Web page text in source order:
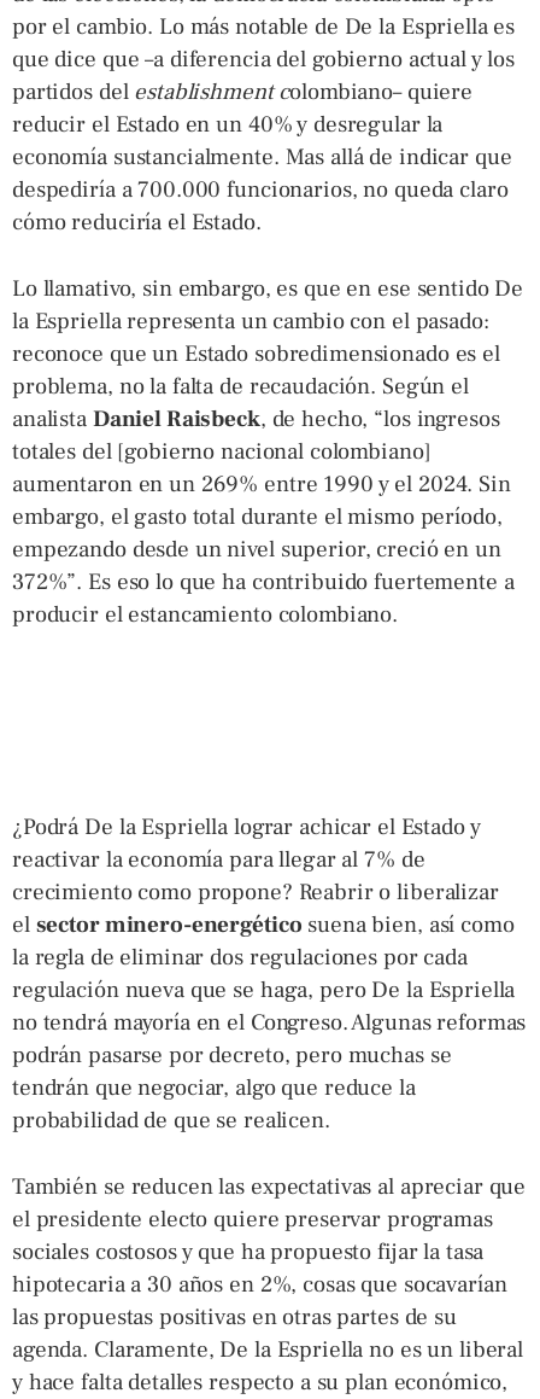
por el cambio. Lo más notable de De la Espriella es
que dice que –a diferencia del gobierno actual y los
partidos del establishment colombiano– quiere
reducir el Estado en un 40% y desregular la
economía sustancialmente. Mas allá de indicar que
despediría a 700.000 funcionarios, no queda claro
cómo reduciría el Estado.
Lo llamativo, sin embargo, es que en ese sentido De
la Espriella representa un cambio con el pasado:
reconoce que un Estado sobredimensionado es el
problema, no la falta de recaudación. Según el
analista Daniel Raisbeck, de hecho, “los ingresos
totales del [gobierno nacional colombiano]
aumentaron en un 269% entre 1990 y el 2024. Sin
embargo, el gasto total durante el mismo período,
empezando desde un nivel superior, creció en un
372%”. Es eso lo que ha contribuido fuertemente a
producir el estancamiento colombiano.
¿Podrá De la Espriella lograr achicar el Estado y
reactivar la economía para llegar al 7% de
crecimiento como propone? Reabrir o liberalizar
el sector minero-energético suena bien, así como
la regla de eliminar dos regulaciones por cada
regulación nueva que se haga, pero De la Espriella
no tendrá mayoría en el Congreso. Algunas reformas
podrán pasarse por decreto, pero muchas se
tendrán que negociar, algo que reduce la
probabilidad de que se realicen.
También se reducen las expectativas al apreciar que
el presidente electo quiere preservar programas
sociales costosos y que ha propuesto fijar la tasa
hipotecaria a 30 años en 2%, cosas que socavarían
las propuestas positivas en otras partes de su
agenda. Claramente, De la Espriella no es un liberal
y hace falta detalles respecto a su plan económico,